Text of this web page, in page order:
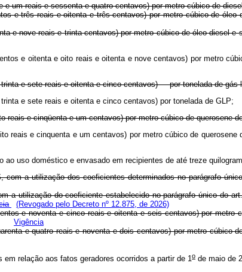
um reais e sessenta e quatro centavos) por metro cúbico de
e três reais e oitenta e três centavos) por metro cúbico de
e nove reais e trinta centavos) por metro cúbico de óleo diesel e
e oitenta e oito reais e oitenta e nove centavos)
e sete reais e oitenta e cinco centavos) por tonelada de gás
e sete reais e oitenta e cinco centavos) por tonelada de
e cinqüenta e um centavos) por metro cúbico de querosene
reais e cinquenta e um centavos) por metro cúbico de
ao uso doméstico e envasado em recipientes de até treze
a utilização dos coeficientes determinados no parágrafo
utilização do coeficiente estabelecido no parágrafo único do
(Revogado pelo Decreto nº 12.875, de 2026)
(trezentos e noventa e cinco reais e oitenta e seis
Vigência
e quatro reais e noventa e dois centavos) por metro
relação aos fatos geradores ocorridos a partir de 1 o de maio de